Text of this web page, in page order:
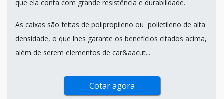
que ela conta com grande resistência e durabilidade.
As caixas são feitas de polipropileno ou polietileno de alta
densidade, o que lhes garante os benefícios citados acima,
além de serem elementos de car&aacut...
Cotar agora